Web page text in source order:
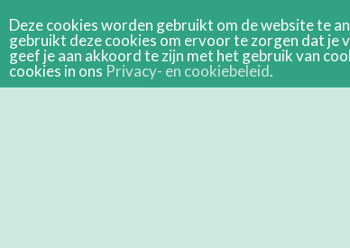
Deze cookies worden gebruikt om de website te
gebruikt deze cookies om ervoor te zorgen dat
geef je aan akkoord te zijn met het gebruik van
cookies in ons Privacy- en cookiebeleid.